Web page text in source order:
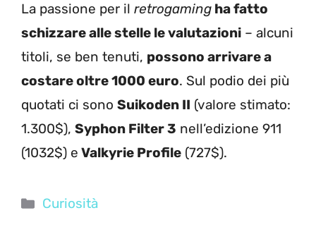
La passione per il retrogaming ha fatto
schizzare alle stelle le valutazioni – alcuni
titoli, se ben tenuti, possono arrivare a
costare oltre 1000 euro. Sul podio dei più
quotati ci sono Suikoden II (valore stimato:
1.300$), Syphon Filter 3 nell’edizione 911
(1032$) e Valkyrie Profile (727$).
Categorie
Curiosità